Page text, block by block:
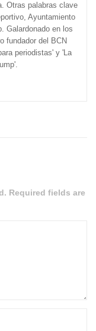
Otras palabras clave
Ayuntamiento
Galardonado en los
fundador del BCN
periodistas' y 'La
Required fields are